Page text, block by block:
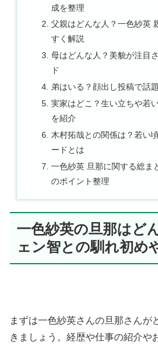
成を整理
父親はどんな人？一色紗英
すく解説
母はどんな人？美貌が注目
ド
弟はいる？顔出し投稿で話
実家はどこ？生い立ちや若
を紹介
木村拓哉との関係は？若い
ードとは
一色紗英 旦那に関する総ま
のポイント整理
一色紗英の旦那はど
ェン智との馴れ初め
まずは一色紗英さんの旦那さんが
きましょう。経歴や仕事の紹介や